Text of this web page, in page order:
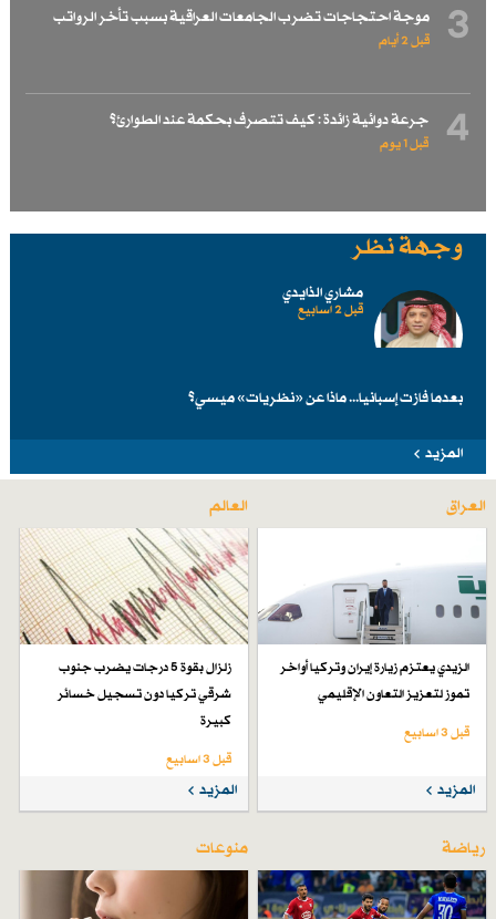
3 موجة احتجاجات تضرب الجامعات العراقية بسبب تأخر الرواتب
قبل 2 أيام
4 جرعة دوائية زائدة : كيف تتصرف بحكمة عند الطوارئ؟
قبل 1 یوم
وجهة نظر
مشاري الذايدي
قبل 2 اسابیع
بعدما فازت إسبانيا... ماذا عن «نظريات» ميسي؟
المزيد
العراق
الزيدي يعتزم زيارة إيران وتركيا أواخر
تموز لتعزيز التعاون الإقليمي
قبل 3 اسابیع
المزيد
العالم
زلزال بقوة 5 درجات يضرب جنوب
شرقي تركيا دون تسجيل خسائر
كبيرة
قبل 3 اسابیع
المزيد
رياضة منوعات